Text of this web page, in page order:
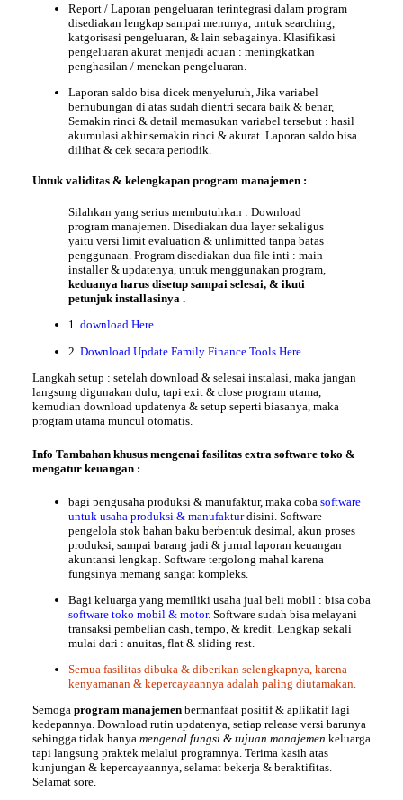
Report / Laporan pengeluaran terintegrasi dalam program
disediakan lengkap sampai menunya, untuk searching,
katgorisasi pengeluaran, & lain sebagainya. Klasifikasi
pengeluaran akurat menjadi acuan : meningkatkan
penghasilan / menekan pengeluaran.
Laporan saldo bisa dicek menyeluruh, Jika variabel
berhubungan di atas sudah dientri secara baik & benar,
Semakin rinci & detail memasukan variabel tersebut : hasil
akumulasi akhir semakin rinci & akurat. Laporan saldo bisa
dilihat & cek secara periodik.
Untuk validitas & kelengkapan program manajemen :
Silahkan yang serius membutuhkan : Download
program manajemen. Disediakan dua layer sekaligus
yaitu versi limit evaluation & unlimitted tanpa batas
penggunaan. Program disediakan dua file inti : main
installer & updatenya, untuk menggunakan program,
keduanya harus disetup sampai selesai, & ikuti
petunjuk installasinya .
1. download Here.
2. Download Update Family Finance Tools Here.
Langkah setup : setelah download & selesai instalasi, maka jangan
langsung digunakan dulu, tapi exit & close program utama,
kemudian download updatenya & setup seperti biasanya, maka
program utama muncul otomatis.
Info Tambahan khusus mengenai fasilitas extra software toko &
mengatur keuangan :
bagi pengusaha produksi & manufaktur, maka coba software
untuk usaha produksi & manufakturdisini. Software
pengelola stok bahan baku berbentuk desimal, akun proses
produksi, sampai barang jadi & jurnal laporan keuangan
akuntansi lengkap. Software tergolong mahal karena
fungsinya memang sangat kompleks.
Bagi keluarga yang memiliki usaha jual beli mobil : bisa coba
software toko mobil & motor. Software sudah bisa melayani
transaksi pembelian cash, tempo, & kredit. Lengkap sekali
mulai dari : anuitas, flat & sliding rest.
Semua fasilitas dibuka & diberikan selengkapnya, karena
kenyamanan & kepercayaannya adalah paling diutamakan.
Semoga program manajemen bermanfaat positif & aplikatif lagi
kedepannya. Download rutin updatenya, setiap release versi barunya
sehingga tidak hanya mengenal fungsi & tujuan manajemen keluarga
tapi langsung praktek melalui programnya. Terima kasih atas
kunjungan & kepercayaannya, selamat bekerja & beraktifitas.
Selamat sore.